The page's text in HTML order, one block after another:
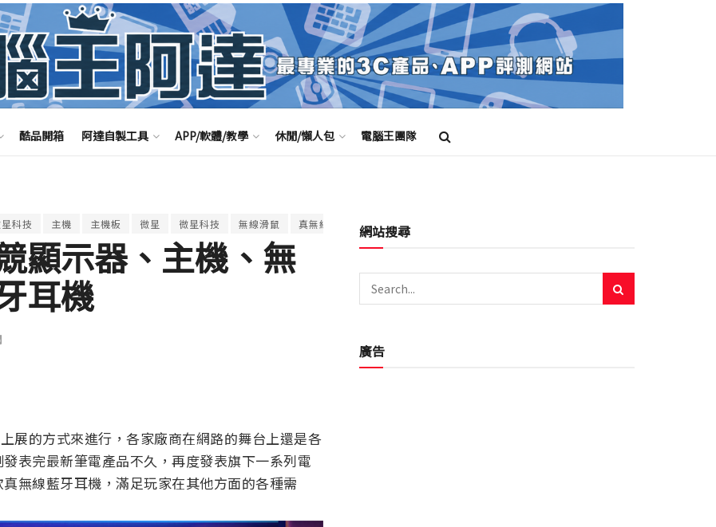
酷品開箱 阿達自製工具 APP/軟體/教學 休閒/懶人包 電腦王團隊
科技 主機 主機板 微星 微星科技 無線滑鼠 真無線藍牙耳機 電競螢幕
顯示器、主機、無
耳機
展的方式來進行，各家廠商在網路的舞台上還是各
表完最新筆電產品不久，再度發表旗下一系列電
無線藍牙耳機，滿足玩家在其他方面的各種需
網站搜尋
廣告